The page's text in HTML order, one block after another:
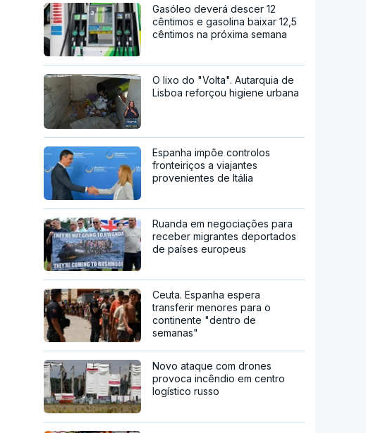
Gasóleo deverá descer 12
cêntimos e gasolina baixar 12,5
cêntimos na próxima semana
O lixo do "Volta". Autarquia de
Lisboa reforçou higiene urbana
Espanha impõe controlos
fronteiriços a viajantes
provenientes de Itália
Ruanda em negociações para
receber migrantes deportados
de países europeus
Ceuta. Espanha espera
transferir menores para o
continente "dentro de
semanas"
Novo ataque com drones
provoca incêndio em centro
logístico russo